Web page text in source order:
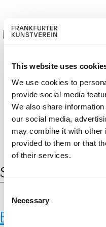
This website uses
We use cookies to
provide social media
We also share
our social media,
may combine it with other
provided to them or that
of their services.
n
Necessary
Cerca:
Schlagwort:
Bending the